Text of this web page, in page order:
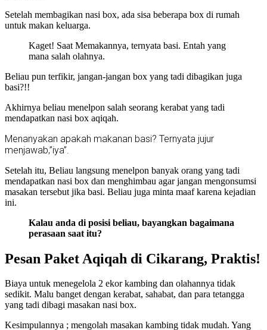
Setelah membagikan nasi box, ada sisa beberapa box di rumah
untuk makan keluarga.
Kaget! Saat Memakannya, ternyata basi. Entah yang
mana salah olahnya.
Beliau pun terfikir, jangan-jangan box yang tadi dibagikan juga
basi?!!
Akhirnya beliau menelpon salah seorang kerabat yang tadi
mendapatkan nasi box aqiqah.
Menanyakan apakah makanan basi? Ternyata jujur
menjawab,”iya”.
Setelah itu, Beliau langsung menelpon banyak orang yang tadi
mendapatkan nasi box dan menghimbau agar jangan mengonsumsi
masakan tersebut jika basi. Beliau juga minta maaf karena kejadian
ini.
Kalau anda di posisi beliau, bayangkan bagaimana
perasaan saat itu?
Pesan Paket Aqiqah di Cikarang, Praktis!
Biaya untuk menegelola 2 ekor kambing dan olahannya tidak
sedikit. Malu banget dengan kerabat, sahabat, dan para tetangga
yang tadi dibagi masakan nasi box.
Kesimpulannya ; mengolah masakan kambing tidak mudah. Yang